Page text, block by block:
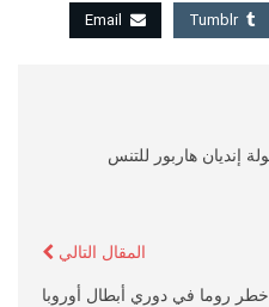
Tumblr
Email
إنديان هاربور للتنس
المقال التالي
روما في دوري أبطال أوروبا